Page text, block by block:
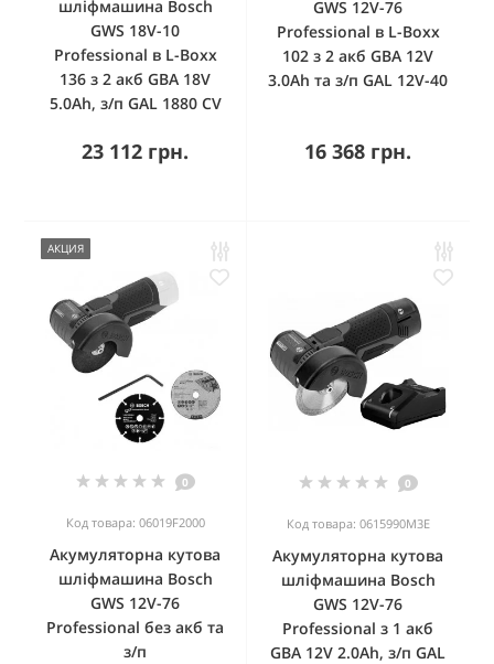
шліфмашина Bosch
GWS 18V-10
Professional в L-Boxx
136 з 2 акб GBA 18V
5.0Ah, з/п GAL 1880 CV
23 112 грн.
GWS 12V-76
Professional в L-Boxx
102 з 2 акб GBA 12V
3.0Ah та з/п GAL 12V-40
16 368 грн.
АКЦИЯ
0
Код товара: 06019F2000
Акумуляторна кутова
шліфмашина Bosch
GWS 12V-76
Professional без акб та
з/п
0
Код товара: 0615990M3E
Акумуляторна кутова
шліфмашина Bosch
GWS 12V-76
Professional з 1 акб
GBA 12V 2.0Ah, з/п GAL